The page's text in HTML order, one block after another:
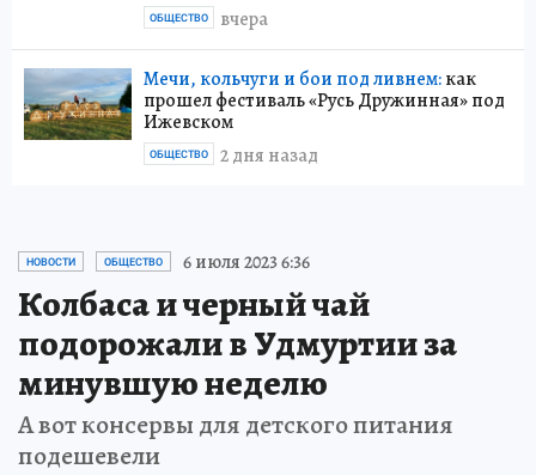
вчера
ОБЩЕСТВО
Мечи, кольчуги и бои под ливнем:как
прошел фестиваль «Русь Дружинная» под
Ижевском
2 дня назад
ОБЩЕСТВО
НОВОСТИ ОБЩЕСТВО 6 июля 2023 6:36
Колбаса и черный чай
подорожали в Удмуртии за
минувшую неделю
А вот консервы для детского питания
подешевели